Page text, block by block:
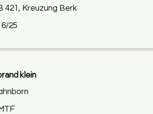
421, Kreuzung Berk
25
klein